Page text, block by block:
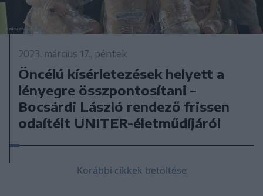
2023. március 17., péntek
Öncélú kísérletezések helyett a
lényegre összpontosítani –
Bocsárdi László rendező frissen
odaítélt UNITER-életműdíjáról
Korábbi cikkek betöltése